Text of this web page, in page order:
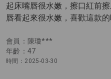
會員：陳瓊***
年齡：47
時間：2025-03-30
起床嘴唇很水嫩，擦口紅前
唇看起來很水嫩，喜歡這款的